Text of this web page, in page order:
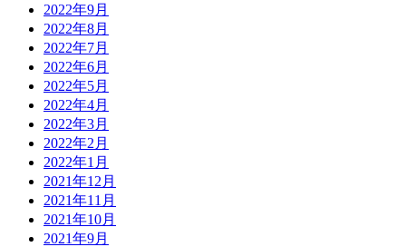
2022年9月
2022年8月
2022年7月
2022年6月
2022年5月
2022年4月
2022年3月
2022年2月
2022年1月
2021年12月
2021年11月
2021年10月
2021年9月